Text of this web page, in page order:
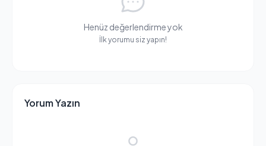
Henüz değerlendirme yok
İlk yorumu siz yapın!
Yorum Yazın